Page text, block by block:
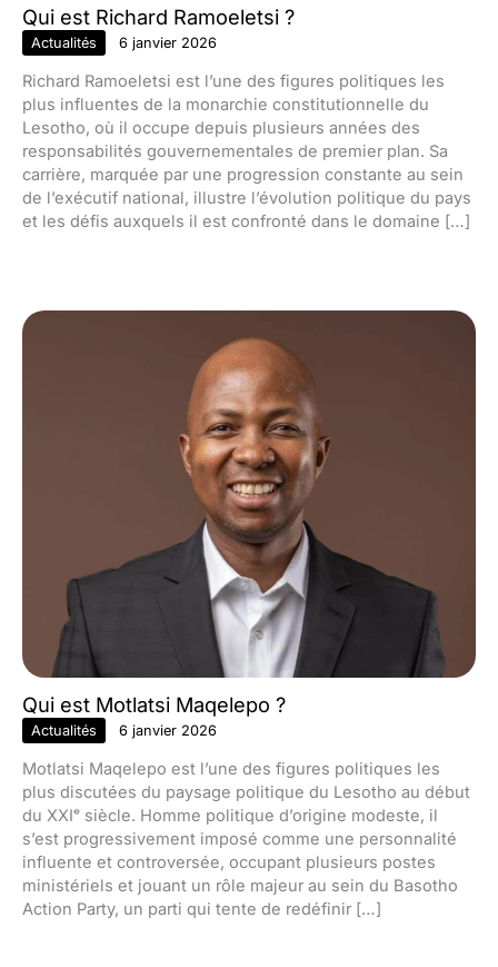
Qui est Richard Ramoeletsi ?
Actualités 6 janvier 2026
Richard Ramoeletsi est l’une des figures politiques les
plus influentes de la monarchie constitutionnelle du
Lesotho, où il occupe depuis plusieurs années des
responsabilités gouvernementales de premier plan. Sa
carrière, marquée par une progression constante au sein
de l’exécutif national, illustre l’évolution politique du pays
et les défis auxquels il est confronté dans le domaine […]
Qui est Motlatsi Maqelepo ?
Actualités 6 janvier 2026
Motlatsi Maqelepo est l’une des figures politiques les
plus discutées du paysage politique du Lesotho au début
du XXIᵉ siècle. Homme politique d’origine modeste, il
s’est progressivement imposé comme une personnalité
influente et controversée, occupant plusieurs postes
ministériels et jouant un rôle majeur au sein du Basotho
Action Party, un parti qui tente de redéfinir […]